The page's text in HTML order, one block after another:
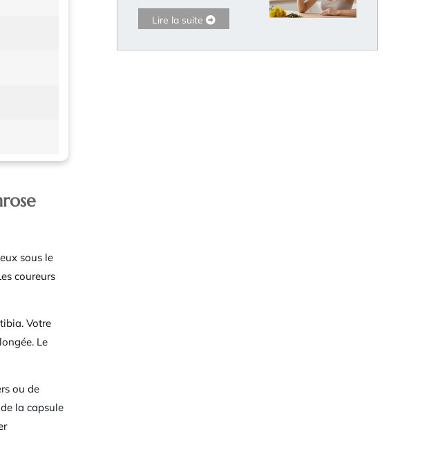
sous le
coureurs
Votre
Le
ou de
la capsule
Lire la suite